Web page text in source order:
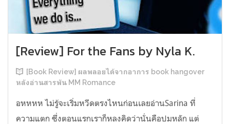
[Review] For the Fans by Nyla K.
[Book Review] ผลพลอยได้จากอาการ book hangover
หลังอ่านสารพัน MM Romance
อหหหห ไม่รู้จะเริ่มหวีดตรงไหนก่อนเลยอ่านSarina ที่
ความแตก ซึ่งตอนแรกเราก็หลงคิดว่านั่นคือปมหลัก แต่